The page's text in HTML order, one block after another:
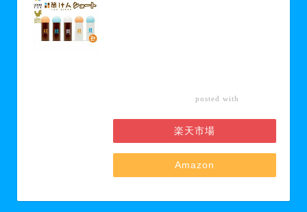
posted with
楽天市場
Amazon